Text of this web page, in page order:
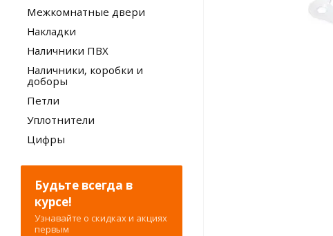
Межкомнатные двери
Накладки
Наличники ПВХ
Наличники, коробки и
доборы
Петли
Уплотнители
Цифры
Будьте всегда в
курсе!
Узнавайте о скидках и акциях
первым